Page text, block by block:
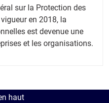
sur la Protection des
en 2018, la
est devenue une
et les organisations.
haut